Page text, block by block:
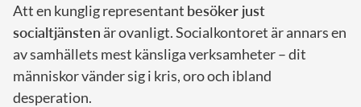
Att en kunglig representant besöker just
socialtjänsten är ovanligt. Socialkontoret är annars en
av samhällets mest känsliga verksamheter – dit
människor vänder sig i kris, oro och ibland
desperation.